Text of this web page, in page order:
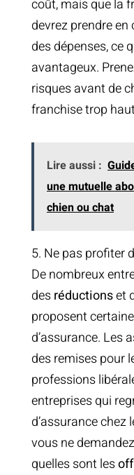
coût, mais que la
devrez prendre
des dépenses, ce
avantageux.
risques avant de
franchise trop
Lire aussi :
une mutuelle
chien ou chat
5. Ne pas profiter
De nombreux
desréductionset
proposent
d’assurance. Les
des remises pour
professions
entreprises qui
d’assurance chez
vous ne
quelles sont les